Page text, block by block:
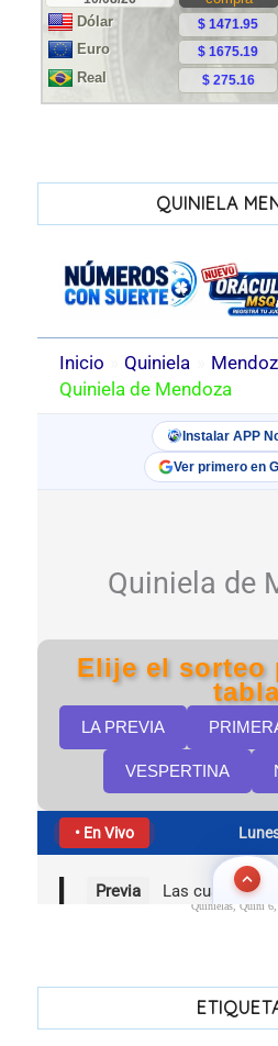
QUINIELA
Quinielas, Quini